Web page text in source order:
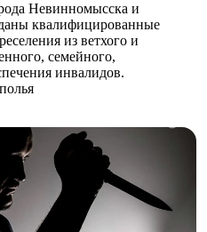
Невинномысска и
квалифицированные
из ветхого и
семейного,
инвалидов.